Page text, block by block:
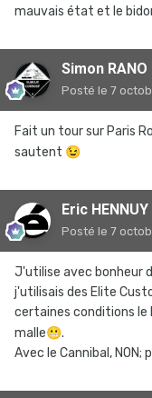
mauvais état et le
Simon RANO
Posté le 7
Fait un tour sur Paris
sautent 😉
Eric HENNUY
Posté le 7
J'utilise avec bonheur
j'utilisais des Elite
certaines conditions le
malle😬.
Avec le Cannibal, NON;